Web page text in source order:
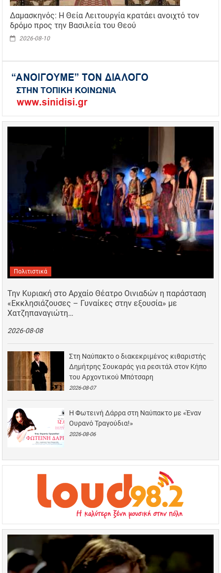
Δαμασκηνός: Η Θεία Λειτουργία κρατάει ανοιχτό τον
δρόμο προς την Βασιλεία του Θεού
2026-08-10
Πολιτιστικά
Την Κυριακή στο Αρχαίο Θέατρο Οινιαδών η παράσταση
«Εκκλησιάζουσες – Γυναίκες στην εξουσία» με
Χατζηπαναγιώτη…
2026-08-08
Στη Ναύπακτο ο διακεκριμένος κιθαριστής
Δημήτρης Σουκαράς για ρεσιτάλ στον Κήπο
του Αρχοντικού Μπότσαρη
2026-08-07
Η Φωτεινή Δάρρα στη Ναύπακτο με «Έναν
Ουρανό Τραγούδια!»
2026-08-06